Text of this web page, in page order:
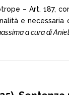
– Art. 187,
e
a cura di